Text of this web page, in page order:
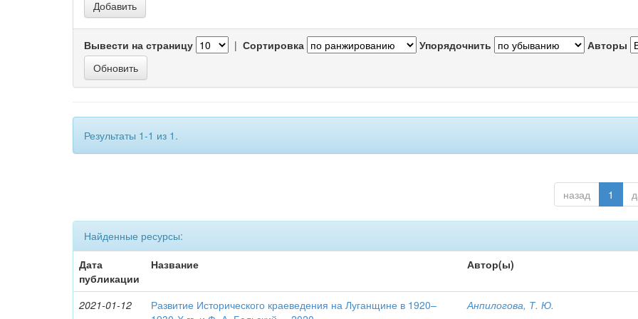
Вывести на страницу | Сортировка Упорядочнить Авторы
Результаты 1-1 из 1.
назад 1
Найденные ресурсы:
Дата
публикации
Название Автор(ы)
2021-01-12
Развитие Исторического краеведения на Луганщине в 1920–
Анпилогова, Т. Ю.